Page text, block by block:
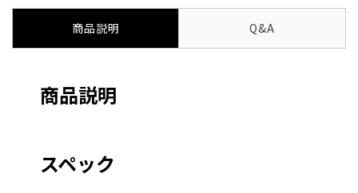
商品説明 Q&A
商品説明
スペック